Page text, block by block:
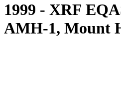
1999 - XRF
AMH-1, Mount